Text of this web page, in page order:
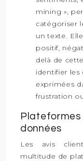
mining »,
catégoriser
un texte.
positif,
delà de
identifier
exprimées
frustration
Plateformes
données
Les avis
multitude de